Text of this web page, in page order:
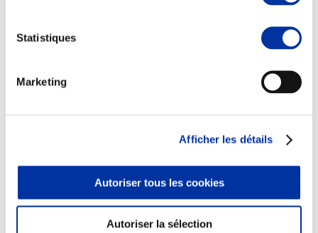
Statistiques
Marketing
Afficher les détails
Autoriser tous les cookies
Autoriser la sélection
Consommation
Sécurité sanitaire
Juste rémunération et attractivité des métiers
Info-veille scientifique